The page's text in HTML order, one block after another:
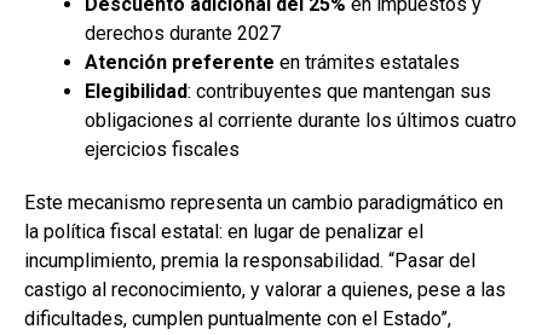
Descuento adicional del 25% en impuestos y
derechos durante 2027
Atención preferente en trámites estatales
Elegibilidad: contribuyentes que mantengan sus
obligaciones al corriente durante los últimos cuatro
ejercicios fiscales
Este mecanismo representa un cambio paradigmático en
la política fiscal estatal: en lugar de penalizar el
incumplimiento, premia la responsabilidad. “Pasar del
castigo al reconocimiento, y valorar a quienes, pese a las
dificultades, cumplen puntualmente con el Estado”,